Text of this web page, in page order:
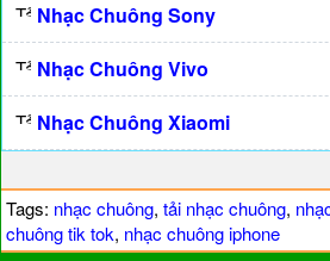
Nhạc Chuông Sony
Nhạc Chuông Vivo
Nhạc Chuông Xiaomi
Tags: nhạc chuông, tải nhạc chuông,
chuông tik tok, nhạc chuông iphone